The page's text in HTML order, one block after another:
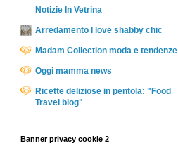
Notizie In Vetrina
Arredamento I love shabby chic
Madam Collection moda e tendenze
Oggi mamma news
Ricette deliziose in pentola: "Food
Travel blog"
Banner privacy cookie 2